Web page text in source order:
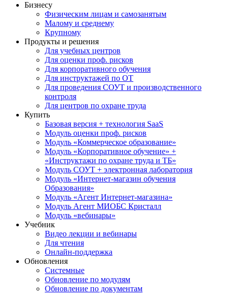
Бизнесу
Физическим лицам и самозанятым
Малому и среднему
Крупному
Продукты и решения
Для учебных центров
Для оценки проф. рисков
Для корпоративного обучения
Для инструктажей по ОТ
Для проведения СОУТ и производственного
контроля
Для центров по охране труда
Купить
Базовая версия + технология SaaS
Модуль оценки проф. рисков
Модуль «Коммерческое образование»
Модуль «Корпоративное обучение» +
«Инструктажи по охране труда и ТБ»
Модуль СОУТ + электронная лаборатория
Модуль «Интернет-магазин обучения
Образования»
Модуль «Агент Интернет-магазина»
Модуль Агент МИОБС Кристалл
Модуль «вебинары»
Учебник
Видео лекции и вебинары
Для чтения
Онлайн-поддержка
Обновления
Системные
Обновление по модулям
Обновление по документам